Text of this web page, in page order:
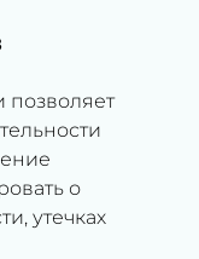
позволяет
о
утечках